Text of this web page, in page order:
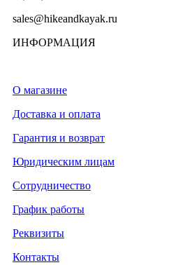
sales@hikeandkayak.ru
ИНФОРМАЦИЯ
О магазине
Доставка и оплата
Гарантия и возврат
Юридическим лицам
Сотрудничество
График работы
Реквизиты
Контакты